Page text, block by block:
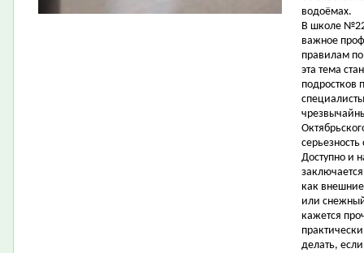
водоёмах.
В школе
важное
правилам
эта тема
подростков
Доступно и
как
или
кажется
делать,